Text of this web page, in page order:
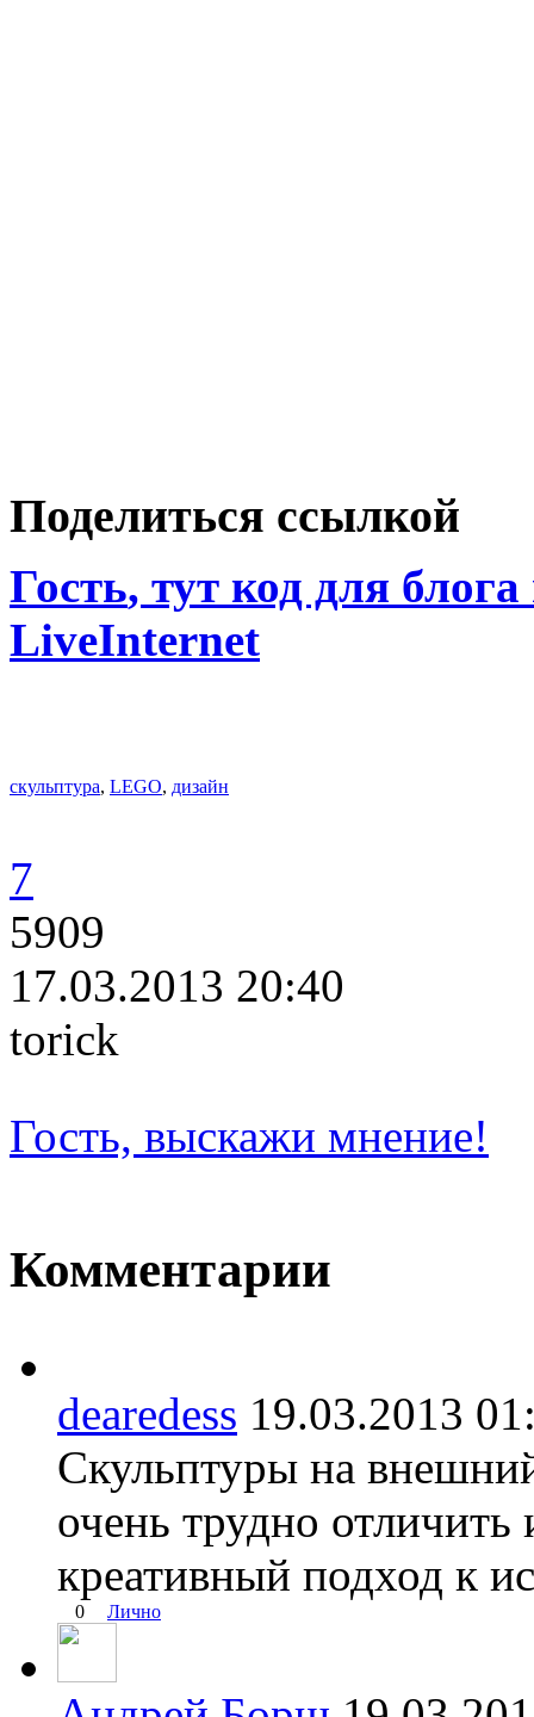
Поделиться ссылкой
Гость, тут код для
LiveInternet
скульптура, LEGO, дизайн
7
5909
17.03.2013 20:40
torick
Гость, выскажи мнение!
Комментарии
dearedess 19.03.2013
Скульптуры на
очень трудно
креативный подход к
0 Лично